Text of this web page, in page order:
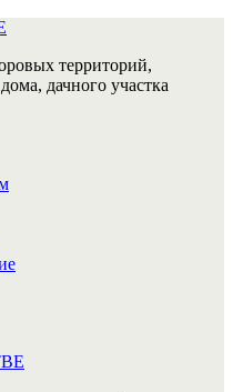
территорий,
дачного участка